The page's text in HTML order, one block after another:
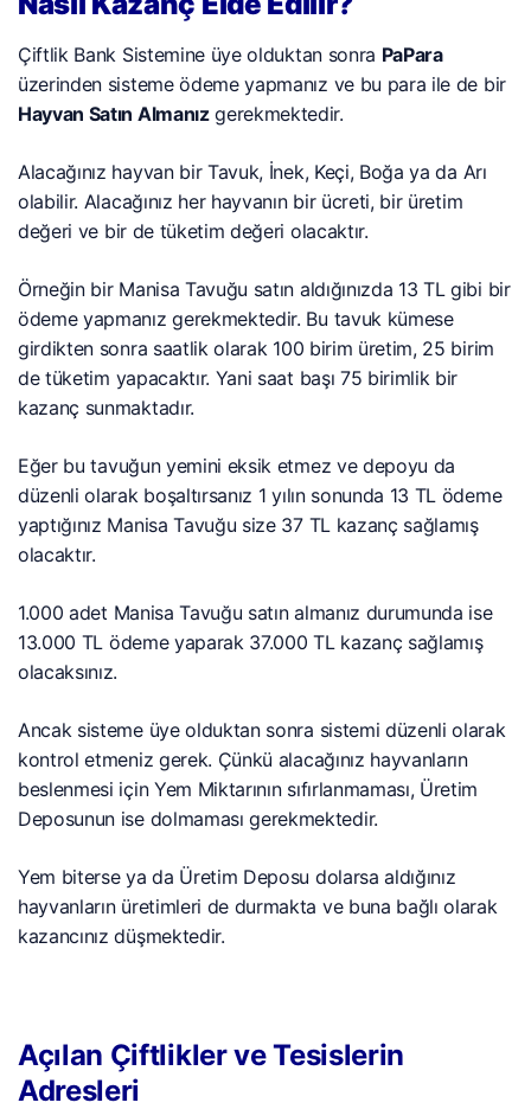
Çiftlik Bank Sistemine üye olduktan sonra PaPara
üzerinden sisteme ödeme yapmanız ve bu para ile de bir
Hayvan Satın Almanızgerekmektedir.
Alacağınız hayvan bir Tavuk, İnek, Keçi, Boğa ya da Arı
olabilir. Alacağınız her hayvanın bir ücreti, bir üretim
değeri ve bir de tüketim değeri olacaktır.
Örneğin bir Manisa Tavuğu satın aldığınızda 13 TL gibi bir
ödeme yapmanız gerekmektedir. Bu tavuk kümese
girdikten sonra saatlik olarak 100 birim üretim, 25 birim
de tüketim yapacaktır. Yani saat başı 75 birimlik bir
kazanç sunmaktadır.
Eğer bu tavuğun yemini eksik etmez ve depoyu da
düzenli olarak boşaltırsanız 1 yılın sonunda 13 TL ödeme
yaptığınız Manisa Tavuğu size 37 TL kazanç sağlamış
olacaktır.
1.000 adet Manisa Tavuğu satın almanız durumunda ise
13.000 TL ödeme yaparak 37.000 TL kazanç sağlamış
olacaksınız.
Ancak sisteme üye olduktan sonra sistemi düzenli olarak
kontrol etmeniz gerek. Çünkü alacağınız hayvanların
beslenmesi için Yem Miktarının sıfırlanmaması, Üretim
Deposunun ise dolmaması gerekmektedir.
Yem biterse ya da Üretim Deposu dolarsa aldığınız
hayvanların üretimleri de durmakta ve buna bağlı olarak
kazancınız düşmektedir.
Açılan Çiftlikler ve Tesislerin
Adresleri